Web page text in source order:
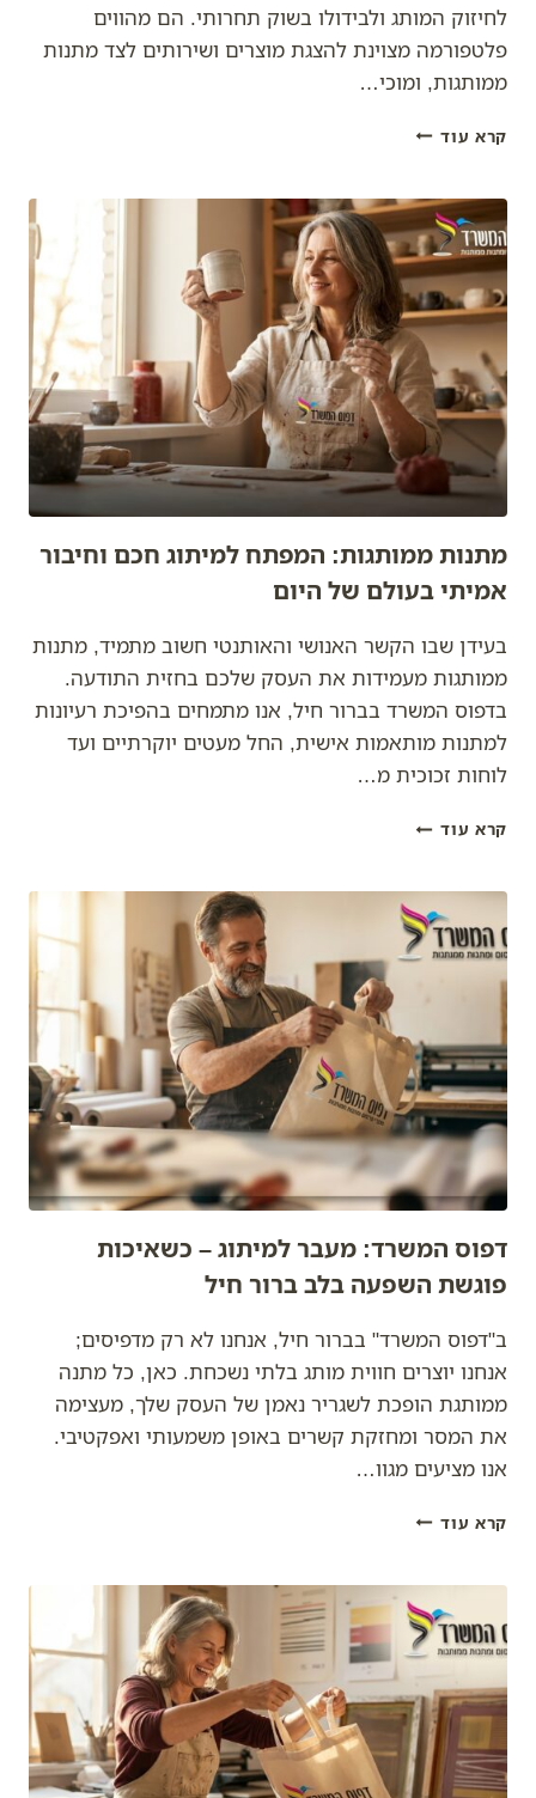
לחיזוק המותג ולבידולו בשוק תחרותי. הם מהווים
פלטפורמה מצוינת להצגת מוצרים ושירותים לצד מתנות
ממותגות, ומוכי…
קרא עודקטלוגים
החכמה
למותג
בלתי
נשכח
בעידן
הדיגיטלי
מתנות ממותגות: המפתח למיתוג חכם וחיבור
אמיתי בעולם של היום
בעידן שבו הקשר האנושי והאותנטי חשוב מתמיד, מתנות
ממותגות מעמידות את העסק שלכם בחזית התודעה.
בדפוס המשרד בברור חיל, אנו מתמחים בהפיכת רעיונות
למתנות מותאמות אישית, החל מעטים יוקרתיים ועד
לוחות זכוכית מ…
קרא עודמתנות
למיתוג
חכם
וחיבור
בעולם
היום
דפוס המשרד: מעבר למיתוג – כשאיכות
פוגשת השפעה בלב ברור חיל
ב"דפוס המשרד" בברור חיל, אנחנו לא רק מדפיסים;
אנחנו יוצרים חווית מותג בלתי נשכחת. כאן, כל מתנה
ממותגת הופכת לשגריר נאמן של העסק שלך, מעצימה
את המסר ומחזקת קשרים באופן משמעותי ואפקטיבי.
אנו מציעים מגוו…
קרא עודדפוס
למיתוג
–
כשאיכות
פוגשת
השפעה
בלב
ברור
חיל